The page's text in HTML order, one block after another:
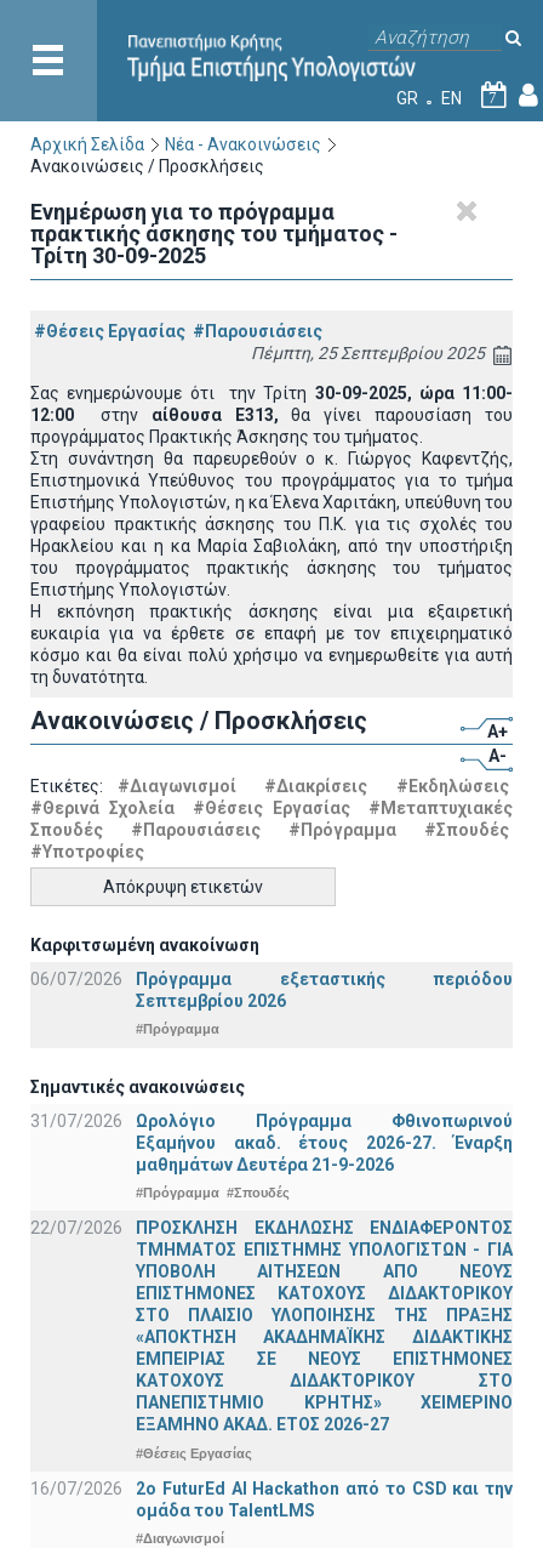
GR EN 7
Αρχική Σελίδα
Νέα - Ανακοινώσεις
Ανακοινώσεις / Προσκλήσεις
Ενημέρωση για το πρόγραμμα
πρακτικής άσκησης του τμήματος -
Τρίτη 30-09-2025
#Θέσεις Εργασίας #Παρουσιάσεις
Πέμπτη, 25 Σεπτεμβρίου 2025
Σας ενημερώνουμε ότι την Τρίτη 30-09-2025, ώρα 11:00-
12:00 στηναίθουσα Ε313, θα γίνει παρουσίαση του
προγράμματος Πρακτικής Άσκησης του τμήματος.
Στη συνάντηση θα παρευρεθούν ο κ. Γιώργος Καφεντζής,
Επιστημονικά Υπεύθυνος του προγράμματος για το τμήμα
Επιστήμης Υπολογιστών, η κα Έλενα Χαριτάκη, υπεύθυνη του
γραφείου πρακτικής άσκησης του Π.Κ. για τις σχολές του
Ηρακλείου και η κα Μαρία Σαβιολάκη, από την υποστήριξη
του προγράμματος πρακτικής άσκησης του τμήματος
Επιστήμης Υπολογιστών.
Η εκπόνηση πρακτικής άσκησης είναι μια εξαιρετική
ευκαιρία για να έρθετε σε επαφή με τον επιχειρηματικό
κόσμο και θα είναι πολύ χρήσιμο να ενημερωθείτε για αυτή
τη δυνατότητα.
Ανακοινώσεις / Προσκλήσεις
A+
A-
Ετικέτες: #Διαγωνισμοί #Διακρίσεις
#Εκδηλώσεις
#Θερινά Σχολεία
#Θέσεις Εργασίας
#Μεταπτυχιακές
Σπουδές
#Παρουσιάσεις #Πρόγραμμα
#Σπουδές
#Υποτροφίες
Απόκρυψη ετικετών
Καρφιτσωμένη ανακοίνωση
06/07/2026
Πρόγραμμα εξεταστικής περιόδου
Σεπτεμβρίου 2026
#Πρόγραμμα
Σημαντικές ανακοινώσεις
31/07/2026
Ωρολόγιο Πρόγραμμα Φθινοπωρινού
Εξαμήνου ακαδ. έτους 2026-27. Έναρξη
μαθημάτων Δευτέρα 21-9-2026
#Πρόγραμμα #Σπουδές
22/07/2026
ΠΡΟΣΚΛΗΣΗ ΕΚΔΗΛΩΣΗΣ ΕΝΔΙΑΦΕΡΟΝΤΟΣ
ΤΜΗΜΑΤΟΣ ΕΠΙΣΤΗΜΗΣ ΥΠΟΛΟΓΙΣΤΩΝ - ΓΙΑ
ΥΠΟΒΟΛΗ ΑΙΤΗΣΕΩΝ ΑΠΟ ΝΕΟΥΣ
ΕΠΙΣΤΗΜΟΝΕΣ ΚΑΤΟΧΟΥΣ ΔΙΔΑΚΤΟΡΙΚΟΥ
ΣΤΟ ΠΛΑΙΣΙΟ ΥΛΟΠΟΙΗΣΗΣ ΤΗΣ ΠΡΑΞΗΣ
«ΑΠΟΚΤΗΣΗ ΑΚΑΔΗΜΑΪΚΗΣ ΔΙΔΑΚΤΙΚΗΣ
ΕΜΠΕΙΡΙΑΣ ΣΕ ΝΕΟΥΣ ΕΠΙΣΤΗΜΟΝΕΣ
ΚΑΤΟΧΟΥΣ ΔΙΔΑΚΤΟΡΙΚΟΥ ΣΤΟ
ΠΑΝΕΠΙΣΤΗΜΙΟ ΚΡΗΤΗΣ» ΧΕΙΜΕΡΙΝΟ
ΕΞΑΜΗΝΟ ΑΚΑΔ. ΕΤΟΣ 2026-27
#Θέσεις Εργασίας
16/07/2026
2o FuturEd AI Hackathon από το CSD και την
ομάδα του TalentLMS
#Διαγωνισμοί